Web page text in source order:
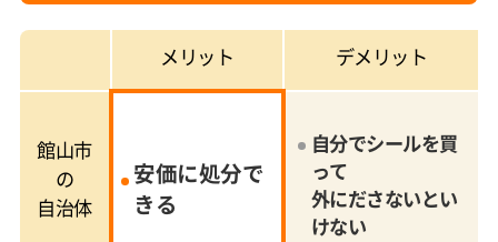
メリット デメリット
館山市
の
自治体
安価に処分で
きる
自分でシールを買
って
外にださないとい
けない